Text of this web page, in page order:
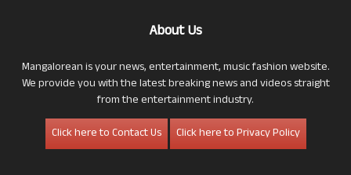
About Us
Mangalorean is your news, entertainment, music fashion website.
We provide you with the latest breaking news and videos straight
from the entertainment industry.
Click here to Contact Us
Click here to Privacy Policy